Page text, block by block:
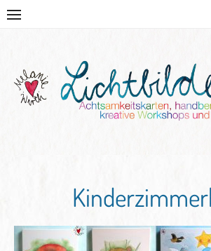
Skip